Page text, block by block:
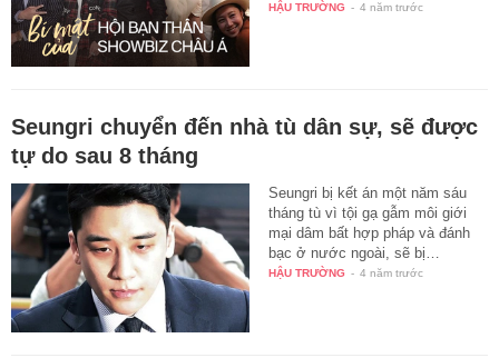
HẬU TRƯỜNG - 4 năm trước
Seungri chuyển đến nhà tù dân sự, sẽ được
tự do sau 8 tháng
Seungri bị kết án một năm sáu
tháng tù vì tội gạ gẫm môi giới
mại dâm bất hợp pháp và đánh
bạc ở nước ngoài, sẽ bị…
HẬU TRƯỜNG - 4 năm trước